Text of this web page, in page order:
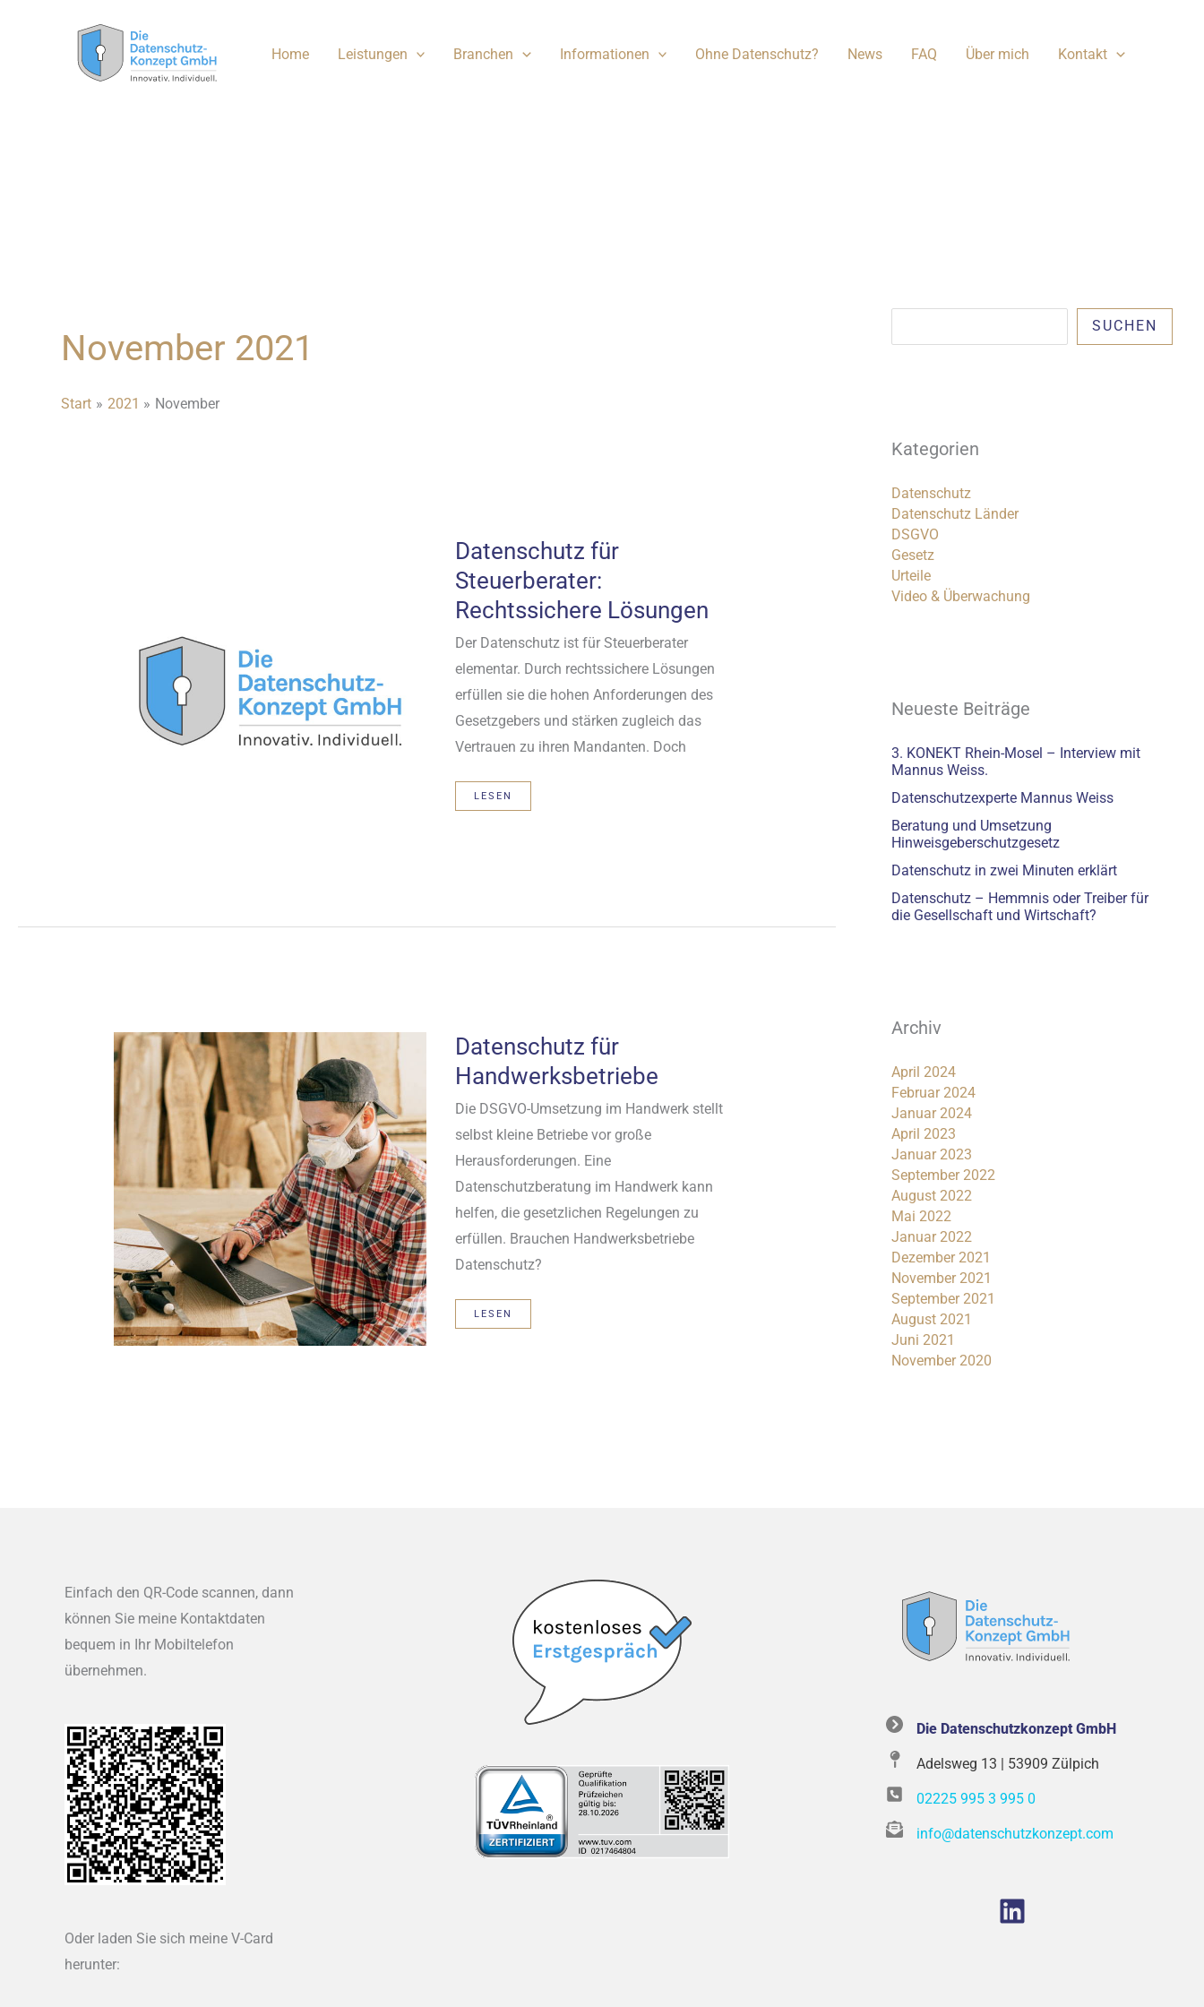
Home Leistungen Branchen Informationen Ohne Datenschutz? News FAQ Über mich Kontakt
November 2021
Start 2021 November
Datenschutz für
Steuerberater:
Rechtssichere Lösungen
Der Datenschutz ist für Steuerberater
elementar. Durch rechtssichere Lösungen
erfüllen sie die hohen Anforderungen des
Gesetzgebers und stärken zugleich das
Vertrauen zu ihren Mandanten. Doch
DATENSCHUTZ
STEUERBERATER:
LESEN
Datenschutz für
Handwerksbetriebe
Die DSGVO-Umsetzung im Handwerk stellt
selbst kleine Betriebe vor große
Herausforderungen. Eine
Datenschutzberatung im Handwerk kann
helfen, die gesetzlichen Regelungen zu
erfüllen. Brauchen Handwerksbetriebe
Datenschutz?
DATENSCHUTZ
LESEN
SUCHEN
Kategorien
Datenschutz
Datenschutz Länder
DSGVO
Gesetz
Urteile
Video & Überwachung
Neueste Beiträge
3. KONEKT Rhein-Mosel – Interview mit
Mannus Weiss.
Datenschutzexperte Mannus Weiss
Beratung und Umsetzung
Hinweisgeberschutzgesetz
Datenschutz in zwei Minuten erklärt
Datenschutz – Hemmnis oder Treiber für
die Gesellschaft und Wirtschaft?
Archiv
April 2024
Februar 2024
Januar 2024
April 2023
Januar 2023
September 2022
August 2022
Mai 2022
Januar 2022
Dezember 2021
November 2021
September 2021
August 2021
Juni 2021
November 2020
Einfach den QR-Code scannen, dann
können Sie meine Kontaktdaten
bequem in Ihr Mobiltelefon
übernehmen.
Oder laden Sie sich meine V-Card
herunter:
Die Datenschutzkonzept GmbH
Adelsweg 13 | 53909 Zülpich
02225 995 3 995 0
info@datenschutzkonzept.com
LinkedIn